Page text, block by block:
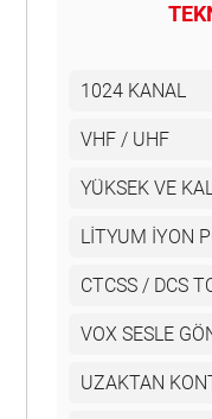
1024 KANAL
VHF / UHF
YÜKSEK VE
LİTYUM İYON
CTCSS / DCS
VOX SESLE
UZAKTAN